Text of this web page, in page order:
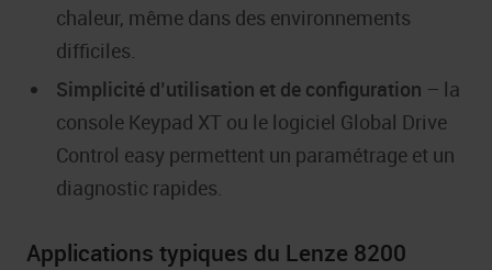
chaleur, même dans des environnements
difficiles.
Simplicité d’utilisation et de configuration – la
console Keypad XT ou le logiciel Global Drive
Control easy permettent un paramétrage et un
diagnostic rapides.
Applications typiques du Lenze 8200